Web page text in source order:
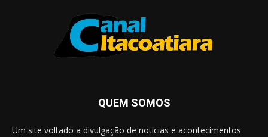
QUEM SOMOS
Um site voltado a divulgação de notícias e acontecimentos